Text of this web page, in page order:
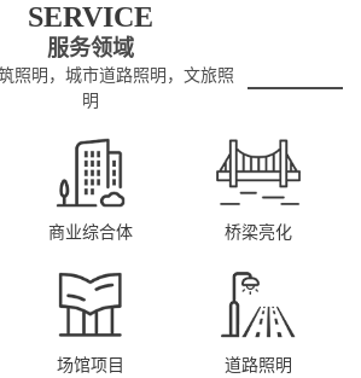
SERVICE
服务领域
照明，城市道路照明，文旅照
明
商业综合体 桥梁亮化
场馆项目 道路照明